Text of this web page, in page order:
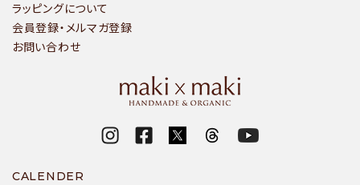
ラッピングについて
会員登録・メルマガ登録
お問い合わせ
CALENDER